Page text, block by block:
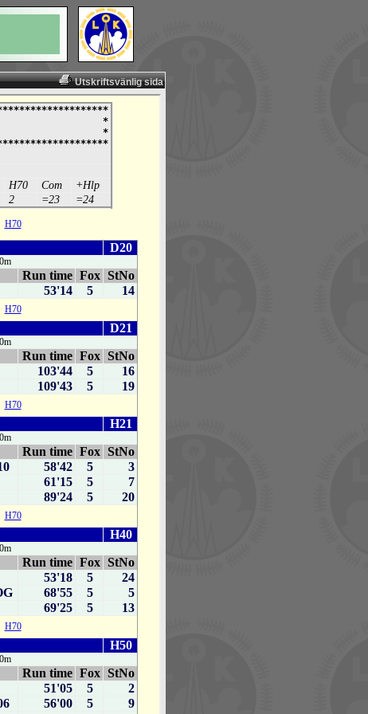
Utskriftsvänlig sida